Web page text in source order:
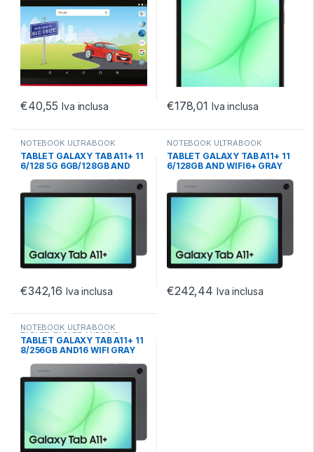
€40,55 Iva inclusa €178,01 Iva inclusa
NOTEBOOK ULTRABOOK
TABLET,TABLET ANDROID ,
TABLET ANDROID 10.X
TABLET GALAXY TAB A11+ 11
6/128 5G 6GB/128GB AND
€342,16 Iva inclusa
NOTEBOOK ULTRABOOK
TABLET,TABLET ANDROID ,
TABLET ANDROID 10.X
TABLET GALAXY TAB A11+ 11
6/128GB AND WIFI6+ GRAY
€242,44 Iva inclusa
NOTEBOOK ULTRABOOK
TABLET,TABLET ANDROID ,
TABLET ANDROID 10.X
TABLET GALAXY TAB A11+ 11
8/256GB AND16 WIFI GRAY